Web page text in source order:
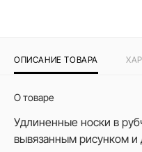
ОПИСАНИЕ ТОВАРА
О товаре
Удлиненные носки в
вывязанным рисунком и